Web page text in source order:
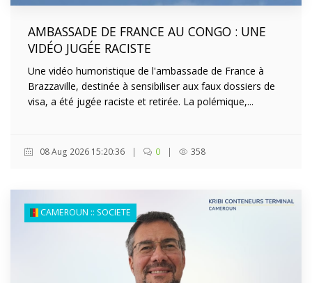
AMBASSADE DE FRANCE AU CONGO : UNE
VIDÉO JUGÉE RACISTE
Une vidéo humoristique de l'ambassade de France à
Brazzaville, destinée à sensibiliser aux faux dossiers de
visa, a été jugée raciste et retirée. La polémique,...
08 Aug 2026 15:20:36 | 0 | 358
CAMEROUN :: SOCIETE